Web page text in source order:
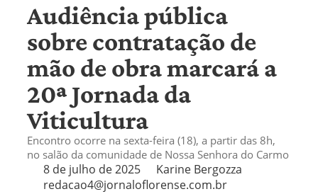
Audiência pública
sobre contratação de
mão de obra marcará a
20ª Jornada da
Viticultura
Encontro ocorre na sexta-feira (18), a partir das 8h,
no salão da comunidade de Nossa Senhora do Carmo
8 de julho de 2025
Karine Bergozza
redacao4@jornaloflorense.com.br